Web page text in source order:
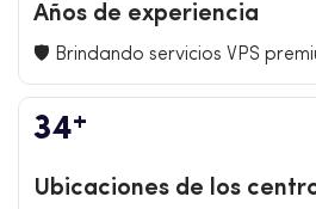
Años de experiencia
🛡️ Brindando servicios VPS
34+
Ubicaciones de los